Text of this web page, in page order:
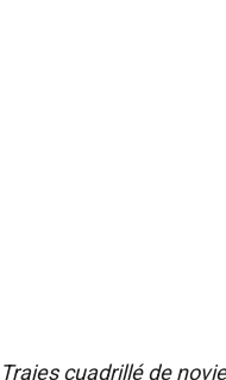
Trajes cuadrillé de